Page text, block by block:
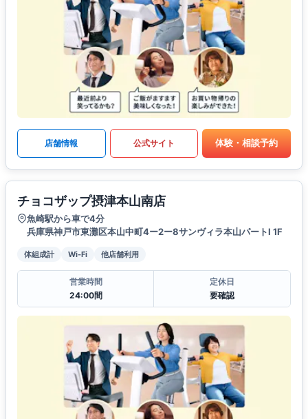
店舗情報 公式サイト 体験・相談予約
チョコザップ摂津本山南店
魚崎駅から車で4分
兵庫県神戸市東灘区本山中町4ー2ー8サンヴィラ本山パートI 1F
体組成計 Wi-Fi 他店舗利用
営業時間
24:00間
定休日
要確認